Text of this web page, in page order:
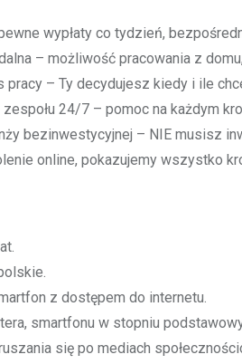
wypłaty co tydzień,
– możliwość pracowania z
pracy – Ty decydujesz kiedy i ile
zespołu 24/7 – pomoc na każdym
bezinwestycyjnej – NIE musisz
online, pokazujemy wszystko
z dostępem do internetu.
smartfonu w stopniu
się po mediach